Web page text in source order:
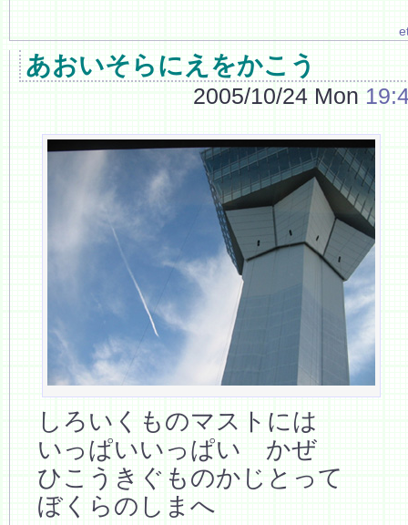
あおいそらにえをかこう
2005/10/24 Mon
しろいくものマストには
いっぱいいっぱい かぜ
ひこうきぐものかじとって
ぼくらのしまへ